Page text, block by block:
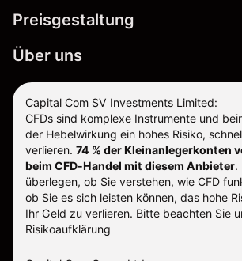
Preisgestaltung
Über uns
Capital Com SV Investments Limited:
CFDs sind komplexe Instrumente und
der Hebelwirkung ein hohes Risiko,
verlieren. 74 % der Kleinanlegerkonten
beim CFD-Handel mit diesem Anbieter.
überlegen, ob Sie verstehen, wie CFD
ob Sie es sich leisten können, das hohe
Ihr Geld zu verlieren. Bitte beachten Sie
Risikoaufklärung